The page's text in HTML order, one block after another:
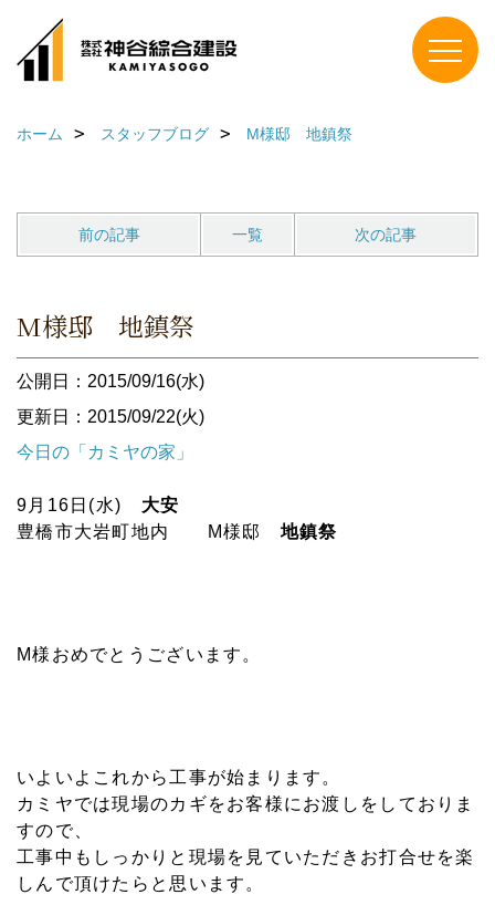
ホーム スタッフブログ M様邸 地鎮祭
前の記事 一覧 次の記事
M様邸 地鎮祭
公開日：2015/09/16(水)
更新日：2015/09/22(火)
今日の「カミヤの家」
9月16日(水) 大安
豊橋市大岩町地内 M様邸 地鎮祭
M様おめでとうございます。
いよいよこれから工事が始まります。
カミヤでは現場のカギをお客様にお渡しをしておりま
すので、
工事中もしっかりと現場を見ていただきお打合せを楽
しんで頂けたらと思います。